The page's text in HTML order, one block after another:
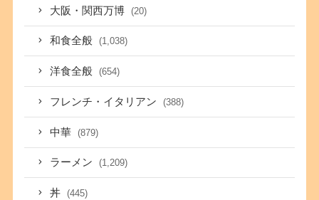
大阪・関西万博 (20)
和食全般 (1,038)
洋食全般 (654)
フレンチ・イタリアン (388)
中華 (879)
ラーメン (1,209)
丼 (445)